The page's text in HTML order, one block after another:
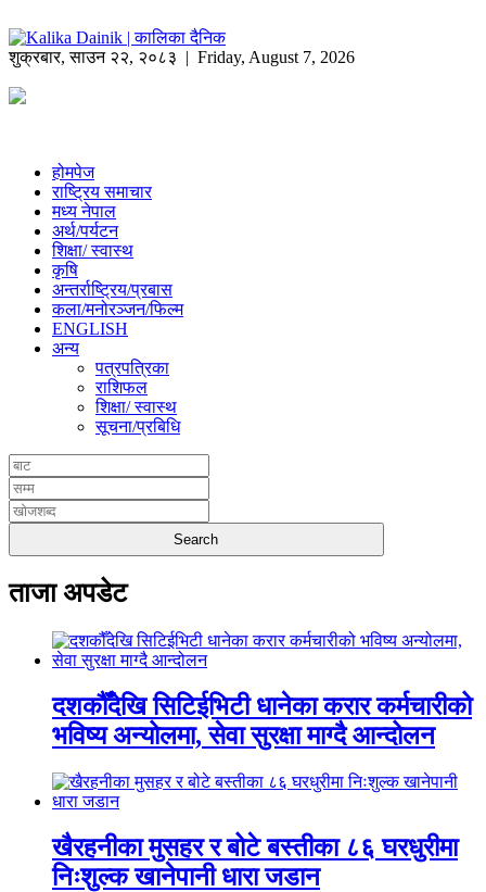
शुक्रबार,साउन २२, २०८३ | Friday, August 7, 2026
होमपेज
राष्ट्रिय समाचार
मध्य नेपाल
अर्थ/पर्यटन
शिक्षा/ स्वास्थ
कृषि
अन्तर्राष्ट्रिय/प्रबास
कला/मनोरञ्जन/फिल्म
ENGLISH
अन्य
पत्रपत्रिका
राशिफल
शिक्षा/ स्वास्थ
सूचना/प्रबिधि
ताजा अपडेट
दशकौँदेखि सिटिईभिटी धानेका करार कर्मचारीको
भविष्य अन्योलमा, सेवा सुरक्षा माग्दै आन्दोलन
खैरहनीका मुसहर र बोटे बस्तीका ८६ घरधुरीमा
निःशुल्क खानेपानी धारा जडान